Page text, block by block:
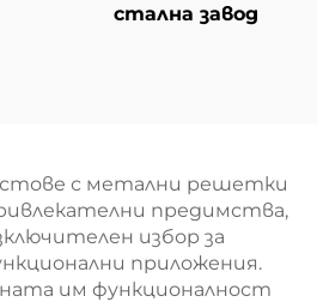
стална завод
с метални решетки
предимства,
избор за
приложения.
им функционалност